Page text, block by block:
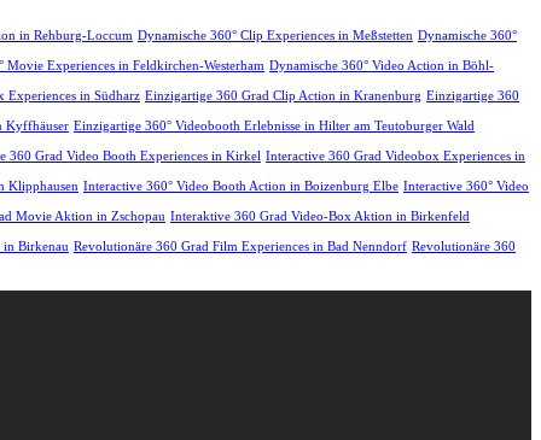
in Rehburg-Loccum Dynamische 360° Clip Experiences in Meßstetten Dynamische 360°
Movie Experiences in Feldkirchen-Westerham Dynamische 360° Video Action in Böhl-
Experiences in Südharz Einzigartige 360 Grad Clip Action in Kranenburg Einzigartige 360
Kyffhäuser Einzigartige 360° Videobooth Erlebnisse in Hilter am Teutoburger Wald
360 Grad Video Booth Experiences in Kirkel Interactive 360 Grad Videobox Experiences in
Klipphausen Interactive 360° Video Booth Action in Boizenburg Elbe Interactive 360° Video
Movie Aktion in Zschopau Interaktive 360 Grad Video-Box Aktion in Birkenfeld
in Birkenau Revolutionäre 360 Grad Film Experiences in Bad Nenndorf Revolutionäre 360